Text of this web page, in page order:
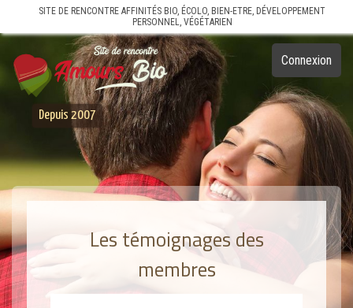
SITE DE RENCONTRE AFFINITÉS BIO, ÉCOLO, BIEN-ETRE, DÉVELOPPEMENT
PERSONNEL, VÉGÉTARIEN
Depuis 2007
Connexion
Les témoignages des
membres